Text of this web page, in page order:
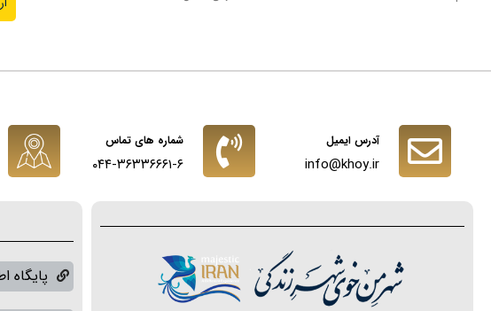
آدرس ایمیل
info@khoy.ir
شماره های تماس
۰۴۴-۳۶۳۳۶۶۶۱-۶
پایگاه